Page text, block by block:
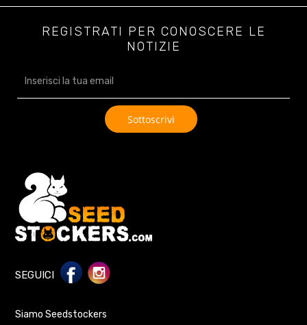
REGISTRATI PER CONOSCERE LE
NOTIZIE
SEGUICI
Siamo Seedstockers